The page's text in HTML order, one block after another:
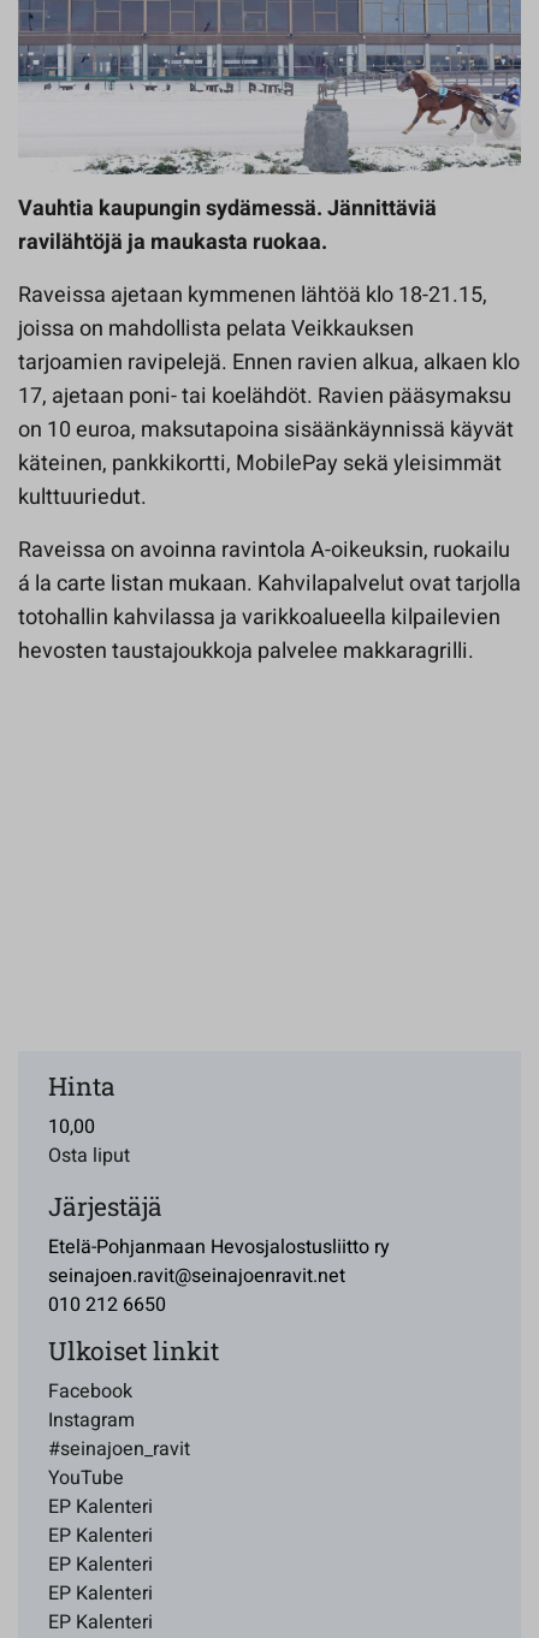
Vauhtia kaupungin sydämessä. Jännittäviä
ravilähtöjä ja maukasta ruokaa.
Raveissa ajetaan kymmenen lähtöä klo 18-21.15,
joissa on mahdollista pelata Veikkauksen
tarjoamien ravipelejä. Ennen ravien alkua, alkaen klo
17, ajetaan poni- tai koelähdöt. Ravien pääsymaksu
on 10 euroa, maksutapoina sisäänkäynnissä käyvät
käteinen, pankkikortti, MobilePay sekä yleisimmät
kulttuuriedut.
Raveissa on avoinna ravintola A-oikeuksin, ruokailu
á la carte listan mukaan. Kahvilapalvelut ovat tarjolla
totohallin kahvilassa ja varikkoalueella kilpailevien
hevosten taustajoukkoja palvelee makkaragrilli.
Hinta
10,00
Osta liput
Järjestäjä
Etelä-Pohjanmaan Hevosjalostusliitto ry
seinajoen.ravit@seinajoenravit.net
010 212 6650
Ulkoiset linkit
Facebook
Instagram
#seinajoen_ravit
YouTube
EP Kalenteri
EP Kalenteri
EP Kalenteri
EP Kalenteri
EP Kalenteri